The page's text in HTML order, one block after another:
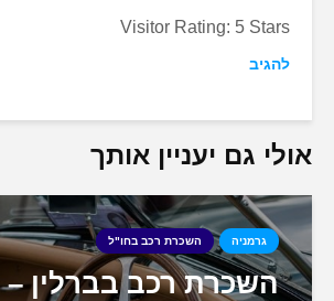
Visitor Rating: 5 Stars
להגיב
אולי גם יעניין אותך
גרמניה השכרת רכב בחו"ל
השכרת רכב בברלין